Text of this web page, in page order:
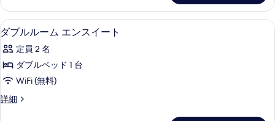
す
る
べ
て
の
写
真
を
表
Beds,
Ensuite
の
詳
細
ダ
ブ
ル
ル
ム
ダブルルーム エンスイート | セーフ
16
ダブルルーム エンスイート
定員 2 名
ダブルベッド 1 台
WiFi (無料)
詳細
ダ